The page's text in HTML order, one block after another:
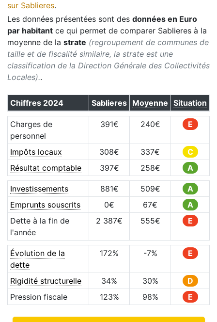
sur Sablieres.
Les données présentées sont des données en Euro
par habitant ce qui permet de comparer Sablieres à la
moyenne de la strate (regroupement de communes de
taille et de fiscalité similaire, la strate est une
classification de la Direction Générale des Collectivités
Locales)..
Chiffres 2024 Sablieres Moyenne Situation
Charges de
personnel
391€ 240€ E
Impôts locaux 308€ 337€
C
Résultat comptable
397€ 258€ A
Investissements 881€ 509€
A
Emprunts souscrits
0€ 67€
A
Dette à la fin de
l'année
2 387€ 555€ E
Évolution de la
dette
172% -7% E
Rigidité structurelle 34% 30%
D
Pression fiscale
123% 98% E